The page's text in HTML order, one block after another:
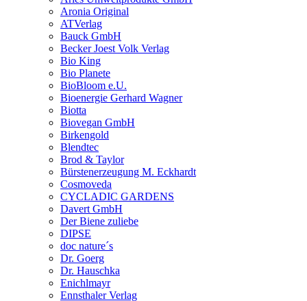
Aronia Original
ATVerlag
Bauck GmbH
Becker Joest Volk Verlag
Bio King
Bio Planete
BioBloom e.U.
Bioenergie Gerhard Wagner
Biotta
Biovegan GmbH
Birkengold
Blendtec
Brod & Taylor
Bürstenerzeugung M. Eckhardt
Cosmoveda
CYCLADIC GARDENS
Davert GmbH
Der Biene zuliebe
DIPSE
doc nature´s
Dr. Goerg
Dr. Hauschka
Enichlmayr
Ennsthaler Verlag